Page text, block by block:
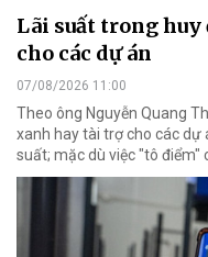
Lãi suất trong
cho các dự án
07/08/2026 11:00
Theo ông Nguyễn Quang
xanh hay tài trợ cho các dự
suất; mặc dù việc "tô điểm"